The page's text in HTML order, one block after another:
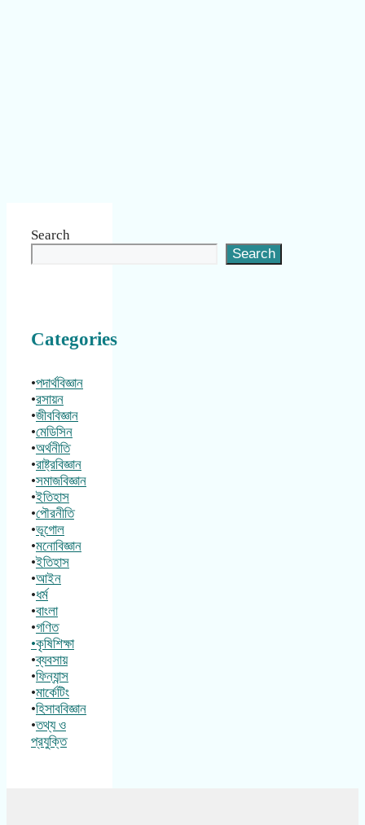
Search
Search
Categories
•পদার্থবিজ্ঞান
•রসায়ন
•জীববিজ্ঞান
•মেডিসিন
•অর্থনীতি
•রাষ্ট্রবিজ্ঞান
•সমাজবিজ্ঞান
•ইতিহাস
•পৌরনীতি
•ভূগোল
•মনোবিজ্ঞান
•ইতিহাস
•আইন
•ধর্ম
•বাংলা
•গণিত
•কৃষিশিক্ষা
•ব্যবসায়
•ফিন্যান্স
•মার্কেটিং
•হিসাববিজ্ঞান
•তথ্য ও
প্রযুক্তি